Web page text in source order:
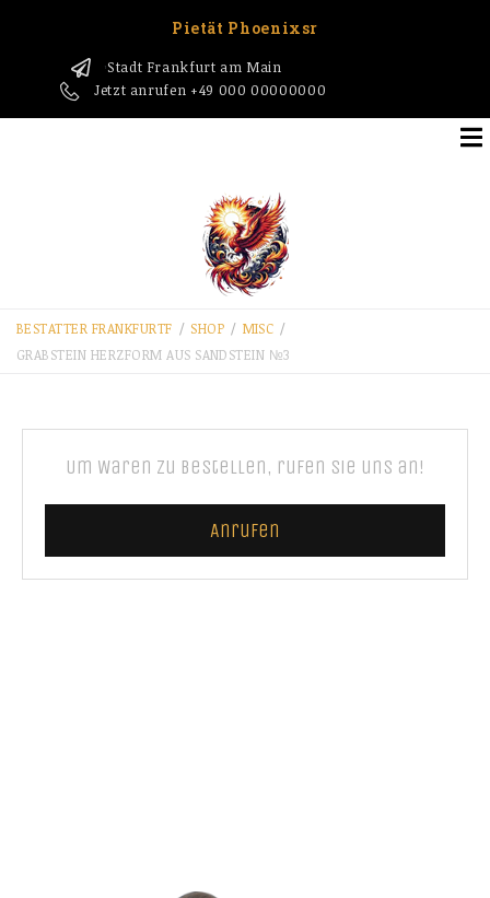
Pietät Phoenixsr
Stadt Frankfurt am Main
Jetzt anrufen +49 000 00000000
BESTATTER FRANKFURT​F / SHOP / MISC /
GRABSTEIN HERZFORM AUS SANDSTEIN №3
Um Waren zu bestellen, rufen Sie uns an!
Anrufen